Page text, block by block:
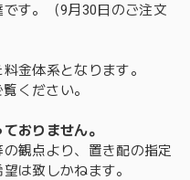
す。（9月30日のご注文
金体系となります。
ください。
おりません。
観点より、置き配の指定
は致しかねます。